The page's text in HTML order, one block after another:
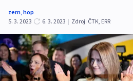
zem,hop
5. 3. 2023
6. 3. 2023 | Zdroj: ČTK, ERR